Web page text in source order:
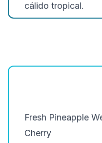
cálido tropical.
Fresh Pineapple
Cherry